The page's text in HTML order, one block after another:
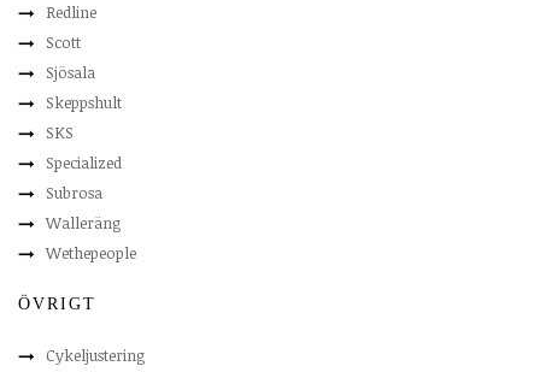
Redline
Scott
Sjösala
Skeppshult
SKS
Specialized
Subrosa
Walleräng
Wethepeople
ÖVRIGT
Cykeljustering